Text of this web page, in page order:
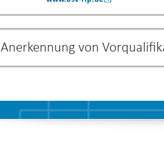
Anerkennung von